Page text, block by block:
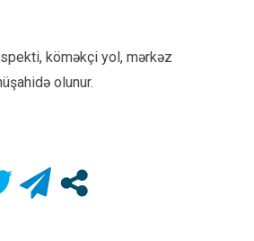
köməkçi yol, mərkəz
olunur.